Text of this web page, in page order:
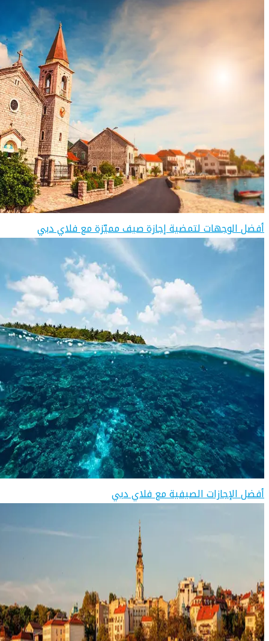
أفضل الوجهات لتمضية إجازة صيف مميّزة مع فلاي دبي
أفضل الإجازات الصيفية مع فلاي دبي